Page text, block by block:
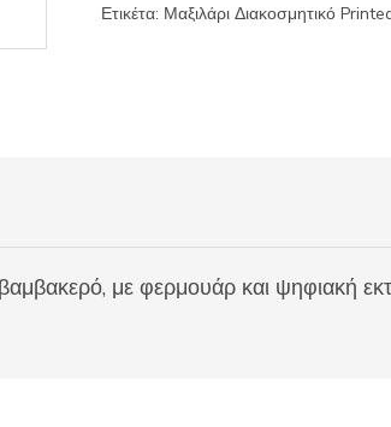
Ετικέτα: Μαξιλάρι Διακοσμητικό
με φερμουάρ και ψηφιακή